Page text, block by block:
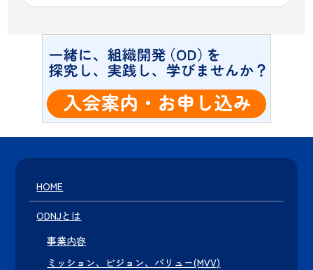
HOME
ODNJとは
事業内容
ミッション、ビジョン、バリュー(MVV)